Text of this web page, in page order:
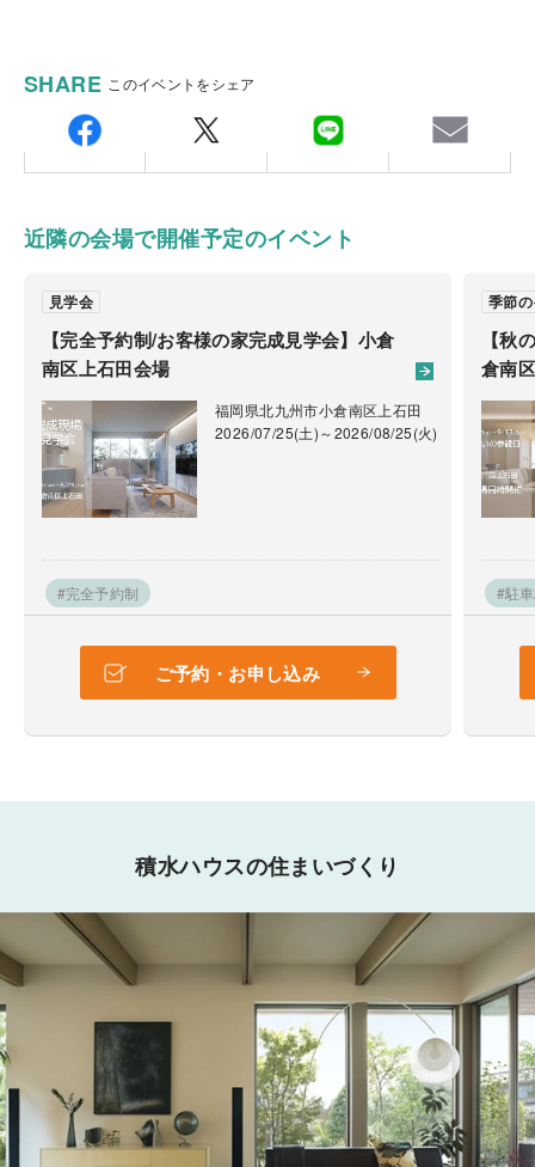
※事前にお願いし、室内に入らせていただく場合もござい
※診断後のメンテナンスリフォーム工事は有償となりま
す。
福岡県北九州市小倉南区高野1丁目10番1号
〒803-0275
福岡県北九州市小倉南区高野1丁目10番1号
担当：中川（北九州）
備考：毎週火曜日・水曜日は定休日です。
営業日以降のご案内になります。
SHARE このイベントをシェア
近隣の会場で開催予定のイベント
【完全予約制/お客様の家完成見学会】小倉
南区上石田会場
見学会
福岡県北九州市小倉南区上石田
2026/07/25(土)～2026/08/25(火)
#完全予約制
ご予約・お申し込み
【秋
倉南
季節
#駐
積水ハウスの住まいづくり